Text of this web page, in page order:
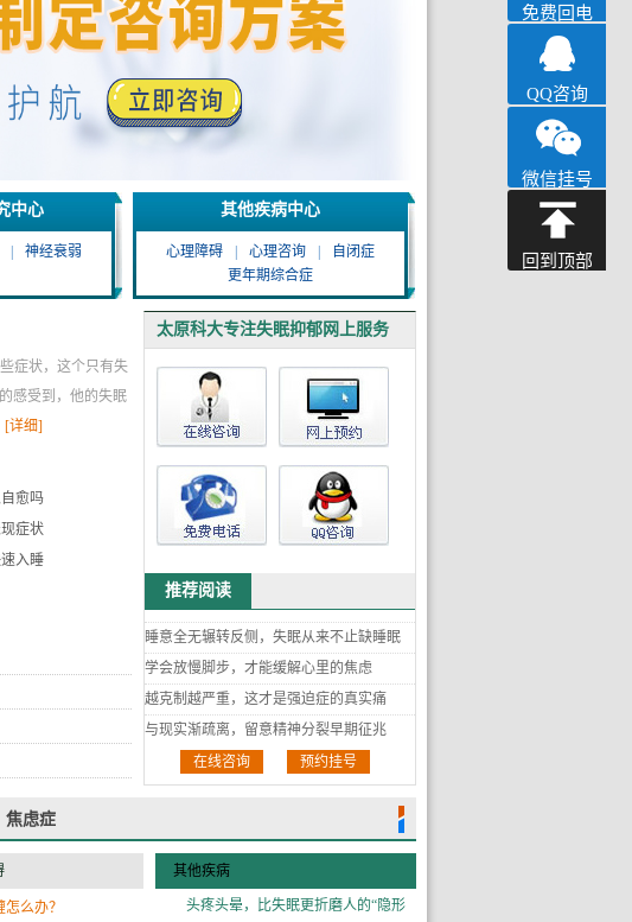
中心
神经衰弱
其他疾病中心
心理障碍 心理咨询
自闭症
更年期综合症
状，这个只有失
感受到，他的失眠
[详细]
愈吗
症状
入睡
太原科大专注失眠抑郁网上服务
推荐阅读
睡意全无辗转反侧，失眠从来不止缺睡眠
学会放慢脚步，才能缓解心里的焦虑
越克制越严重，这才是强迫症的真实痛
与现实渐疏离，留意精神分裂早期征兆
害怕意外发生，焦虑成了甩不开的习惯情绪
反复核对文字数字，内心不安始终无法平息
常困扰
不是想太多矫情，抑郁症是真的让人活得很
累
睡意全无辗转反侧，失眠从来不止缺睡眠
学会放慢脚步，才能缓解心里的焦虑
越克制越严重，这才是强迫症的真实痛
与现实渐疏离，留意精神分裂早期征兆
害怕意外发生，焦虑成了甩不开的习惯情绪
反复核对文字数字，内心不安始终无法平息
轻信荒诞不实想法，正视精神分裂带来的日
常困扰
不是想太多矫情，抑郁症是真的让人活得很
睡意全无辗转反侧，失眠从来不止缺睡眠
学会放慢脚步，才能缓解心里的焦虑
在线咨询 预约挂号
焦虑症
么办？
其他疾病
头疼头晕，比失眠更折磨人的“隐形
免费回电
QQ咨询
微信挂号
回到顶部